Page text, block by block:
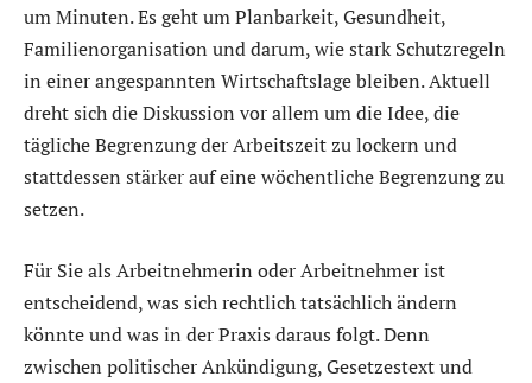
um Minuten. Es geht um Planbarkeit, Gesundheit,
Familienorganisation und darum, wie stark Schutzregeln
in einer angespannten Wirtschaftslage bleiben. Aktuell
dreht sich die Diskussion vor allem um die Idee, die
tägliche Begrenzung der Arbeitszeit zu lockern und
stattdessen stärker auf eine wöchentliche Begrenzung zu
setzen.
Für Sie als Arbeitnehmerin oder Arbeitnehmer ist
entscheidend, was sich rechtlich tatsächlich ändern
könnte und was in der Praxis daraus folgt. Denn
zwischen politischer Ankündigung, Gesetzestext und